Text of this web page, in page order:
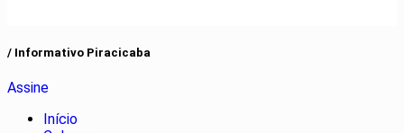
/ Informativo Piracicaba
Assine
Início